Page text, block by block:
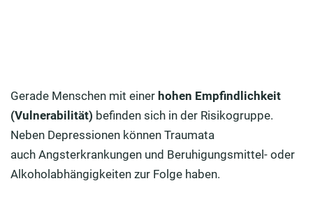
Gerade Menschen mit einer hohen Empfindlichkeit
(Vulnerabilität) befinden sich in der Risikogruppe.
Neben Depressionen können Traumata
auch Angsterkrankungen und Beruhigungsmittel- oder
Alkoholabhängigkeiten zur Folge haben.